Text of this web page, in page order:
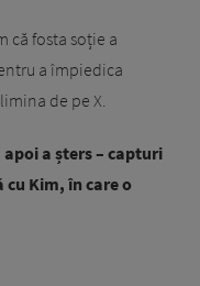
că fosta soție a
a împiedica
de pe X.
a șters – capturi
Kim, în care o